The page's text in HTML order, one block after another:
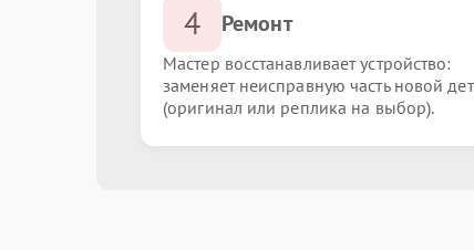
4 Ремонт
Мастер восстанавливает устройство:
заменяет неисправную часть новой
(оригинал или реплика на выбор).